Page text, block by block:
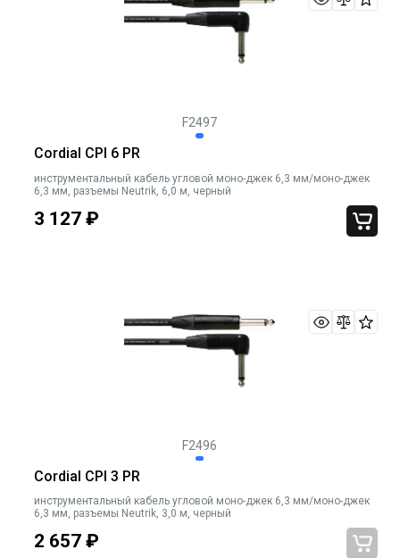
F2497
Cordial CPI 6 PR
инструментальный кабель угловой моно-джек 6,3 мм/моно-джек
6,3 мм, разъемы Neutrik, 6,0 м, черный
3 127 ₽
F2496
Cordial CPI 3 PR
инструментальный кабель угловой моно-джек 6,3 мм/моно-джек
6,3 мм, разъемы Neutrik, 3,0 м, черный
2 657 ₽